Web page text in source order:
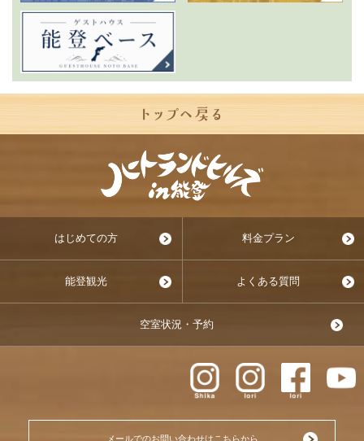
はじめての方 料金プラン
能登観光 よくある質問
空室状況・予約
メールでのお問い合わせはこちらから